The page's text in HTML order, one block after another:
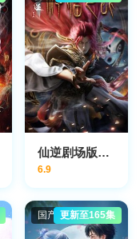
仙逆剧场版神临之战
6.9
国产动漫更新至165集